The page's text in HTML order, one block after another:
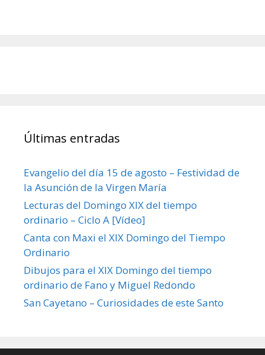
Últimas entradas
Evangelio del día 15 de agosto – Festividad de
la Asunción de la Virgen María
Lecturas del Domingo XIX del tiempo
ordinario – Ciclo A [Vídeo]
Canta con Maxi el XIX Domingo del Tiempo
Ordinario
Dibujos para el XIX Domingo del tiempo
ordinario de Fano y Miguel Redondo
San Cayetano – Curiosidades de este Santo